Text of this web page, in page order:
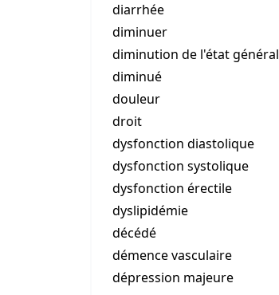
diarrhée
diminuer
diminution de l'état général
diminué
douleur
droit
dysfonction diastolique
dysfonction systolique
dysfonction érectile
dyslipidémie
décédé
démence vasculaire
dépression majeure